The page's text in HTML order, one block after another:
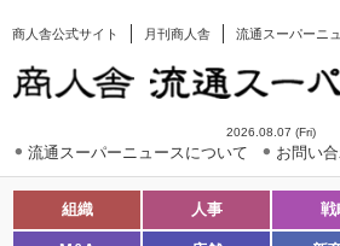
商人舎公式サイト 月刊商人舎 流通スーパーニ
2026.08.07 (Fri)
流通スーパーニュースについて お問い
組織 人事 戦